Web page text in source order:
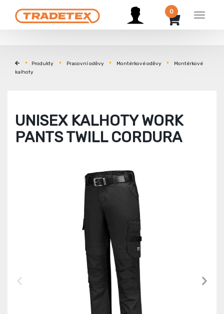
Menu
0
Produkty Pracovní oděvy Montérkové oděvy
Montérkové
kalhoty
UNISEX KALHOTY WORK
PANTS TWILL CORDURA